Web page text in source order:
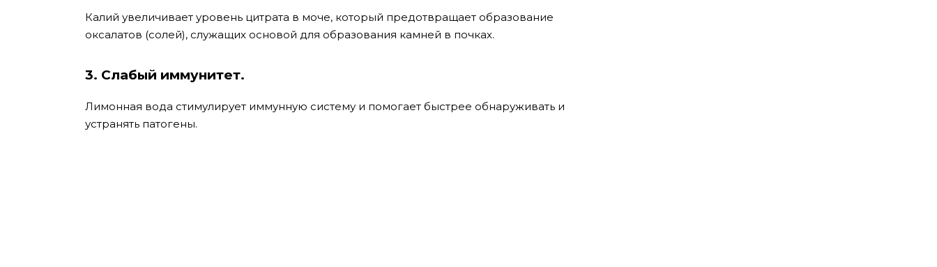
Калий увеличивает уровень цитрата в моче, который предотвращает образование
оксалатов (солей), служащих основой для образования камней в почках.
3. Слабый иммунитет.
Лимонная вода стимулирует иммунную систему и помогает быстрее обнаруживать и
устранять патогены.